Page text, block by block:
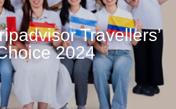
Travellers’
2024